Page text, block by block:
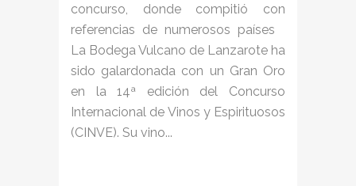
concurso, donde compitió con
referencias de numerosos países
La Bodega Vulcano de Lanzarote ha
sido galardonada con un Gran Oro
en la 14ª edición del Concurso
Internacional de Vinos y Espirituosos
(CINVE). Su vino...